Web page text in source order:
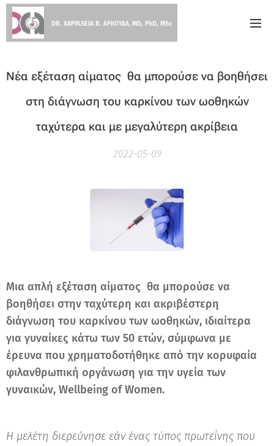
DR. ΧΑΡΙΚΛΕΙΑ Β. ΑΡΚΟΥΔΑ, MD, PhD, MSc
Νέα εξέταση αίματος θα μπορούσε να βοηθήσει
στη διάγνωση του καρκίνου των ωοθηκών
ταχύτερα και με μεγαλύτερη ακρίβεια
2022-05-09
Μια απλή εξέταση αίματος θα μπορούσε να
βοηθήσει στην ταχύτερη και ακριβέστερη
διάγνωση του καρκίνου των ωοθηκών, ιδιαίτερα
για γυναίκες κάτω των 50 ετών, σύμφωνα με
έρευνα που χρηματοδοτήθηκε από την κορυφαία
φιλανθρωπική οργάνωση για την υγεία των
γυναικών, Wellbeing of Women.
Η μελέτη διερεύνησε εάν ένας τύπος πρωτεΐνης που